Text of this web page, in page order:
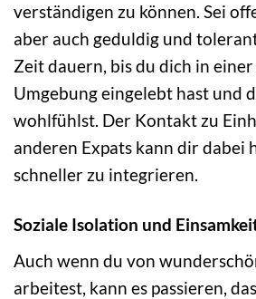
verständigen zu können. Sei
aber auch geduldig und
Zeit dauern, bis du dich in
Umgebung eingelebt hast und
wohlfühlst. Der Kontakt zu
anderen Expats kann dir dabei
schneller zu integrieren.
Soziale Isolation und
Auch wenn du von
arbeitest, kann es passieren,